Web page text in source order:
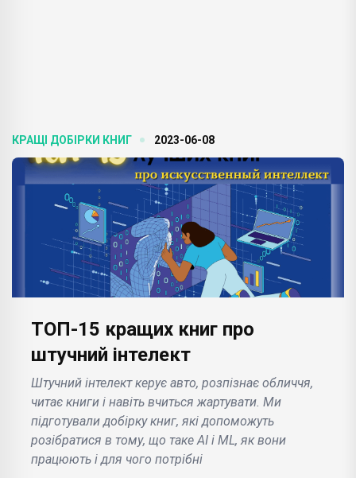
КРАЩІ ДОБІРКИ КНИГ 2023-06-08
ТОП-15 кращих книг про
штучний інтелект
Штучний інтелект керує авто, розпізнає обличчя,
читає книги і навіть вчиться жартувати. Ми
підготували добірку книг, які допоможуть
розібратися в тому, що таке AI і ML, як вони
працюють і для чого потрібні